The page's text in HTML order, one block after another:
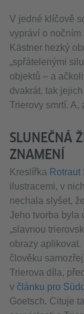
V jedné klíčově
vypráví o nočním
Kästner hezký
„spřátelenými
objektů – a
dvakrát, tak
Trierovy smrtí. A,
SLUNEČNÁ
ZNAMENÍ
Kreslířka Rotraut
ilustracemi, v
nechala slyšet,
Jeho tvorba byla
„slavnou
obrazy aplikovat.
člověku
Trierova díla,
v článku pro
Goetsch. Cituje